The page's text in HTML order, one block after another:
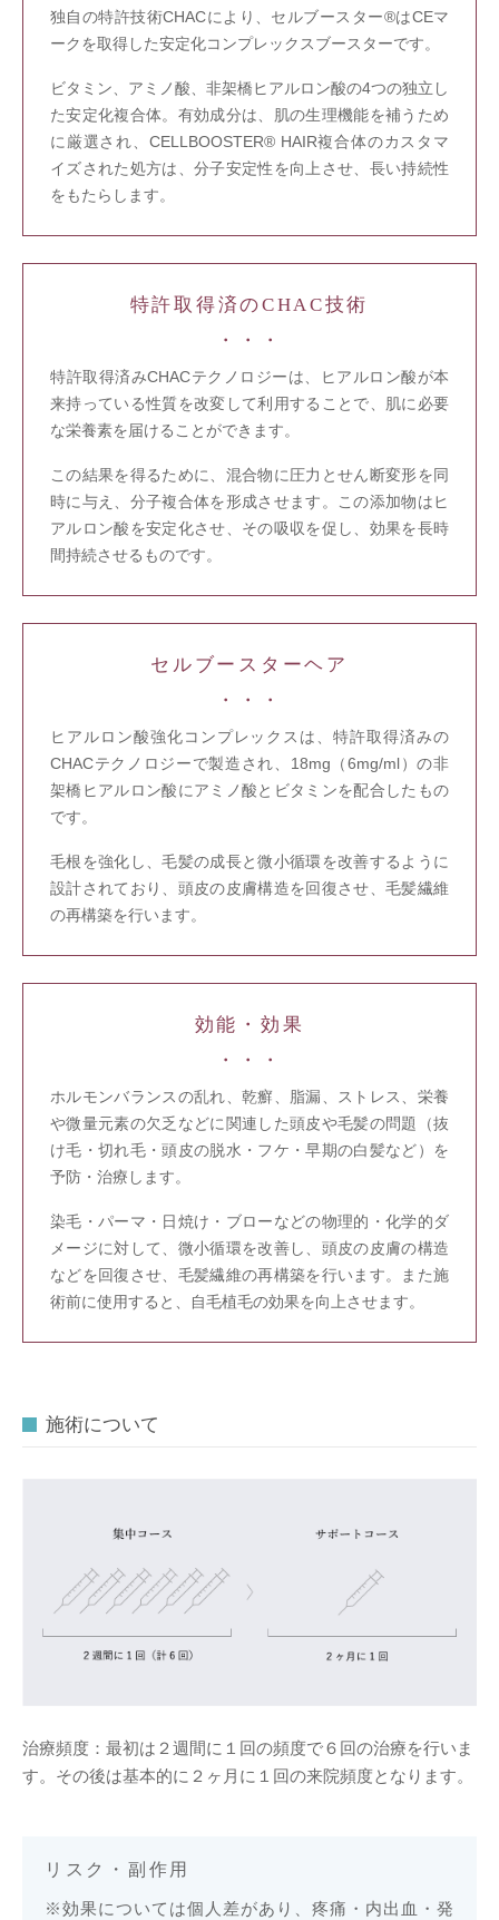
独自の特許技術CHACにより、セルブースター®はCEマ
ークを取得した安定化コンプレックスブースターです。
ビタミン、アミノ酸、非架橋ヒアルロン酸の4つの独立し
た安定化複合体。有効成分は、肌の生理機能を補うため
に厳選され、CELLBOOSTER® HAIR複合体のカスタマ
イズされた処方は、分子安定性を向上させ、長い持続性
をもたらします。
特許取得済のCHAC技術
特許取得済みCHACテクノロジーは、ヒアルロン酸が本
来持っている性質を改変して利用することで、肌に必要
な栄養素を届けることができます。
この結果を得るために、混合物に圧力とせん断変形を同
時に与え、分子複合体を形成させます。この添加物はヒ
アルロン酸を安定化させ、その吸収を促し、効果を長時
間持続させるものです。
セルブースターヘア
ヒアルロン酸強化コンプレックスは、特許取得済みの
CHACテクノロジーで製造され、18mg（6mg/ml）の非
架橋ヒアルロン酸にアミノ酸とビタミンを配合したもの
です。
毛根を強化し、毛髪の成長と微小循環を改善するように
設計されており、頭皮の皮膚構造を回復させ、毛髪繊維
の再構築を行います。
効能・効果
ホルモンバランスの乱れ、乾癬、脂漏、ストレス、栄養
や微量元素の欠乏などに関連した頭皮や毛髪の問題（抜
け毛・切れ毛・頭皮の脱水・フケ・早期の白髪など）を
予防・治療します。
染毛・パーマ・日焼け・ブローなどの物理的・化学的ダ
メージに対して、微小循環を改善し、頭皮の皮膚の構造
などを回復させ、毛髪繊維の再構築を行います。また施
術前に使用すると、自毛植毛の効果を向上させます。
施術について
治療頻度：最初は２週間に１回の頻度で６回の治療を行いま
す。その後は基本的に２ヶ月に１回の来院頻度となります。
リスク・副作用
効果については個人差があり、疼痛・内出血・発